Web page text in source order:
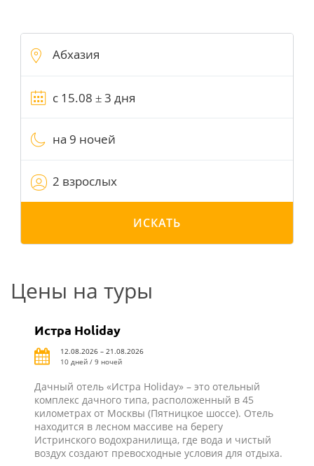
на 9 ночей
2 взрослых
ИСКАТЬ
Цены на туры
Истра Holiday
12.08.2026 – 21.08.2026
10 дней / 9 ночей
Дачный отель «Истра Holiday» – это отельный
комплекс дачного типа, расположенный в 45
километрах от Москвы (Пятницкое шоссе). Отель
находится в лесном массиве на берегу
Истринского водохранилища, где вода и чистый
воздух создают превосходные условия для отдыха.